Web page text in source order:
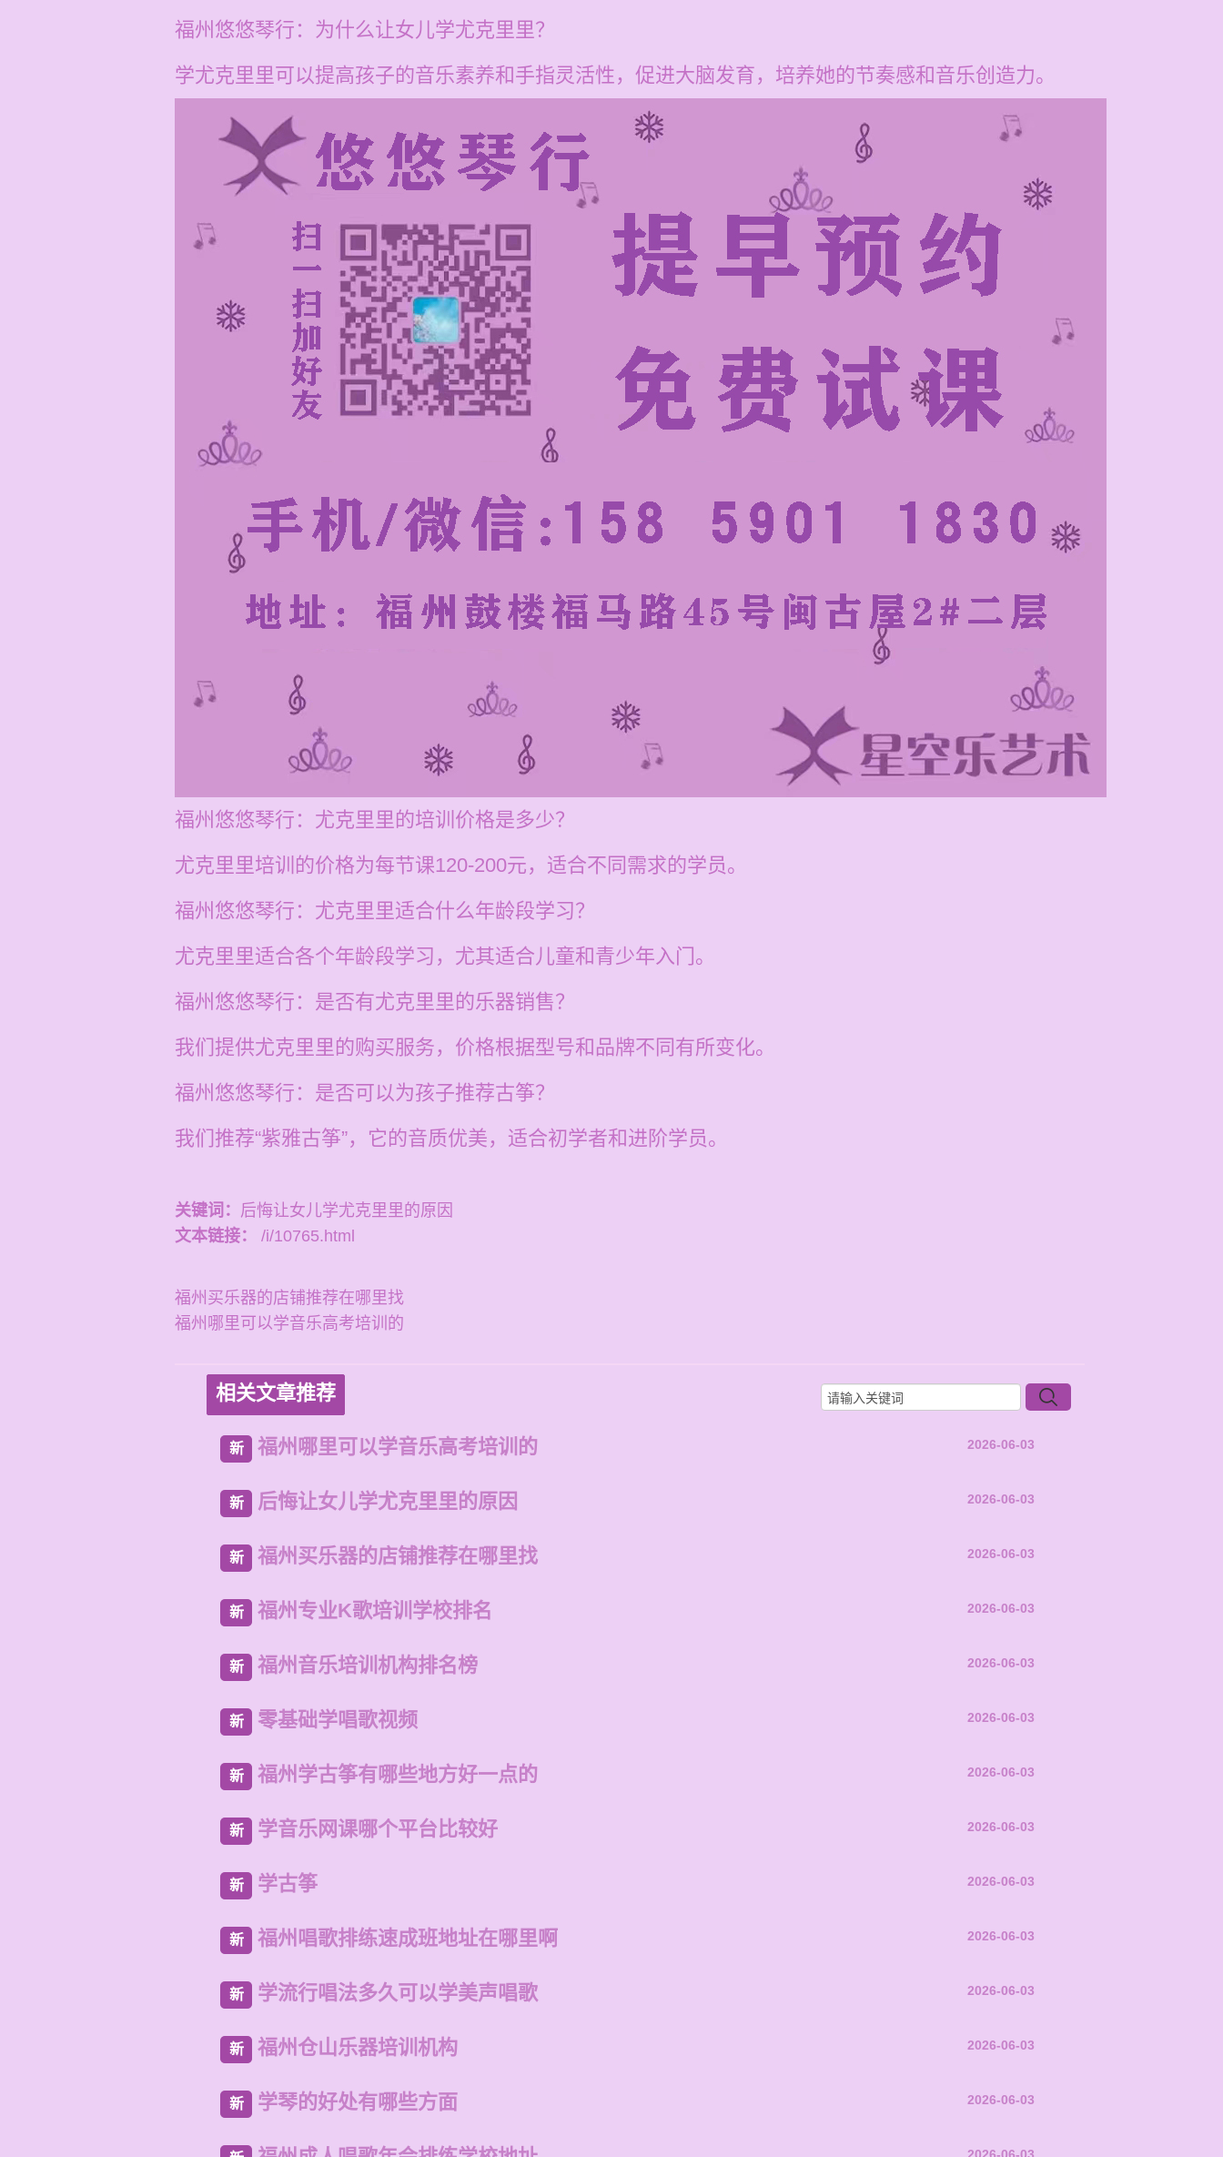
福州悠悠琴行：为什么让女儿学尤克里里？
学尤克里里可以提高孩子的音乐素养和手指灵活性，促进大脑发育，培养她的节奏感和音乐创造力。
福州悠悠琴行：尤克里里的培训价格是多少？
尤克里里培训的价格为每节课120-200元，适合不同需求的学员。
福州悠悠琴行：尤克里里适合什么年龄段学习？
尤克里里适合各个年龄段学习，尤其适合儿童和青少年入门。
福州悠悠琴行：是否有尤克里里的乐器销售？
我们提供尤克里里的购买服务，价格根据型号和品牌不同有所变化。
福州悠悠琴行：是否可以为孩子推荐古筝？
我们推荐“紫雅古筝”，它的音质优美，适合初学者和进阶学员。
关键词： 后悔让女儿学尤克里里的原因
文本链接：
/i/10765.html
福州买乐器的店铺推荐在哪里找
福州哪里可以学音乐高考培训的
相关文章推荐
新 福州哪里可以学音乐高考培训的 2026-06-03
新 后悔让女儿学尤克里里的原因 2026-06-03
新 福州买乐器的店铺推荐在哪里找 2026-06-03
新 福州专业K歌培训学校排名 2026-06-03
新 福州音乐培训机构排名榜 2026-06-03
新 零基础学唱歌视频 2026-06-03
新 福州学古筝有哪些地方好一点的 2026-06-03
新 学音乐网课哪个平台比较好 2026-06-03
新 学古筝 2026-06-03
新 福州唱歌排练速成班地址在哪里啊 2026-06-03
新 学流行唱法多久可以学美声唱歌 2026-06-03
新 福州仓山乐器培训机构 2026-06-03
新 学琴的好处有哪些方面 2026-06-03